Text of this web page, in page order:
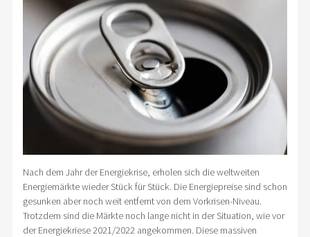
Nach dem Jahr der Energiekrise, erholen sich die weltweiten
Energiemärkte wieder Stück für Stück. Die Energiepreise sind schon
gesunken aber noch weit entfernt von dem Vorkrisen-Niveau.
Trotzdem sind die Märkte noch lange nicht in der Situation, wie vor
der Energiekriese 2021/2022 angekommen. Diese massiven